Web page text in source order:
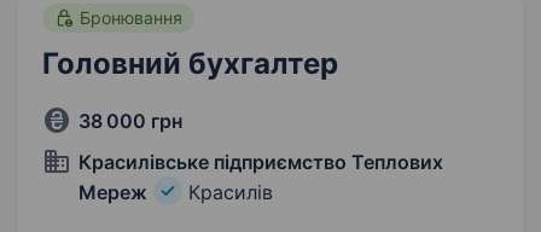
Бронювання
Головний бухгалтер
38 000 грн
Красилівське підприємство Теплових
Мереж
Красилів